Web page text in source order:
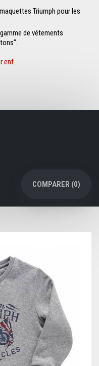
Triumph pour les
de vêtements
enf...
COMPARER (0)